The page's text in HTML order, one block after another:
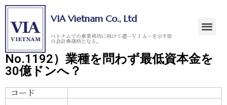
VIA Vietnam Co., Ltd
ベトナムでの事業成功に向けて道－ＶＩＡ－を示す街
の会計事務所となる。
No.1192）業種を問わず最低資本金を
30億ドンへ？
コード